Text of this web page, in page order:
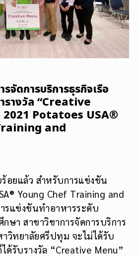
รจัดการบริการธุรกิจเรือ
รางวัล “Creative
2021 Potatoes USA®
and
อยแล้ว สำหรับการแข่งขัน
Young Chef Training and
รแข่งขันทำอาหารระดับ
ษา สาขาวิชาการจัดการบริการ
าวิทยาลัยศรีปทุม จะไม่ได้รับ
ด้รับรางวัล “Creative Menu”